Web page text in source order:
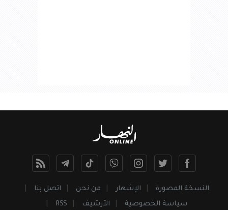
النسخة المصورة الإشهار من نحن
اتصل بنا
سياسة الخصوصية
الأرشيف RSS